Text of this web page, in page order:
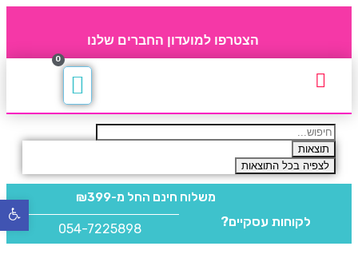
הצטרפו למועדון החברים שלנו
0
תוצאות
לצפיה בכל התוצאות
משלוח חינם החל מ-₪399
לקוחות עסקיים? 054-7225898
פתח